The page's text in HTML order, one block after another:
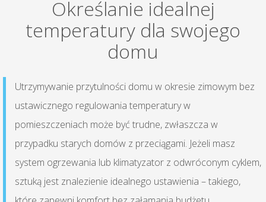
Określanie idealnej
temperatury dla swojego
domu
Utrzymywanie przytulności domu w okresie zimowym bez
ustawicznego regulowania temperatury w
pomieszczeniach może być trudne, zwłaszcza w
przypadku starych domów z przeciągami. Jeżeli masz
system ogrzewania lub klimatyzator z odwróconym cyklem,
sztuką jest znalezienie idealnego ustawienia – takiego,